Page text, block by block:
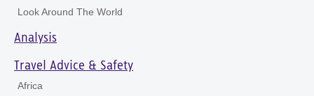
Look Around The World
Analysis
Travel Advice & Safety
Africa